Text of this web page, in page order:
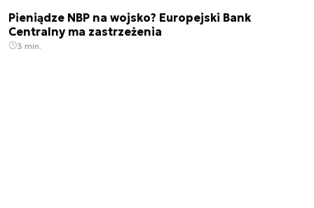
Pieniądze NBP na wojsko? Europejski Bank
Centralny ma zastrzeżenia
3 min.